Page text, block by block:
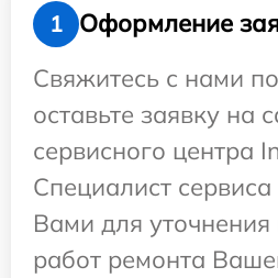
1
Оформление
Свяжитесь с нами
оставьте заявку на
сервисного центра
Специалист сервиса
Вами для
работ ремонта